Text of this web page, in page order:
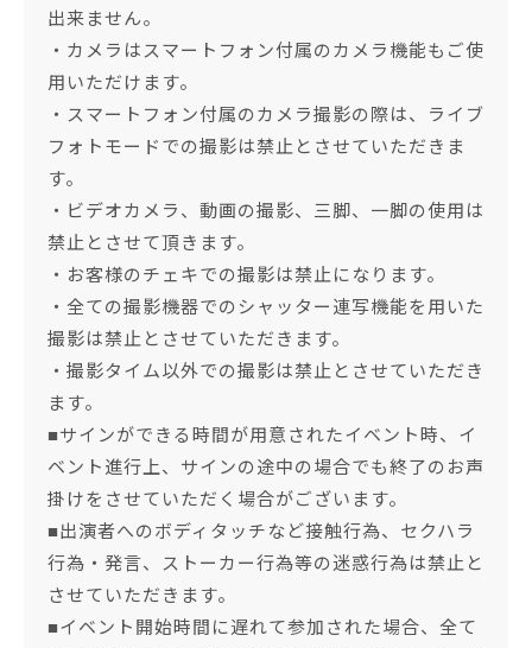
出来ません。
・カメラはスマートフォン付属のカメラ機能もご使
用いただけます。
・スマートフォン付属のカメラ撮影の際は、ライブ
フォトモードでの撮影は禁止とさせていただきま
す。
・ビデオカメラ、動画の撮影、三脚、一脚の使用は
禁止とさせて頂きます。
・お客様のチェキでの撮影は禁止になります。
・全ての撮影機器でのシャッター連写機能を用いた
撮影は禁止とさせていただきます。
・撮影タイム以外での撮影は禁止とさせていただき
ます。
■サインができる時間が用意されたイベント時、イ
ベント進行上、サインの途中の場合でも終了のお声
掛けをさせていただく場合がございます。
■出演者へのボディタッチなど接触行為、セクハラ
行為・発言、ストーカー行為等の迷惑行為は禁止と
させていただきます。
■イベント開始時間に遅れて参加された場合、全て